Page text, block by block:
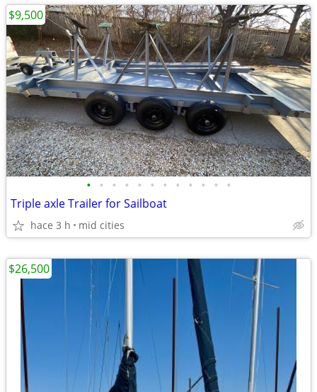
• • • • • • • • • • • •
Triple axle Trailer for Sailboat
hace 3 h mid cities
$9,500
$26,500